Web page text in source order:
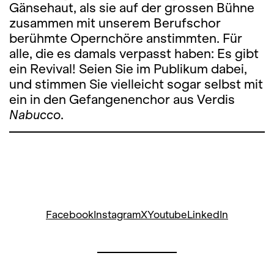
Gänsehaut, als sie auf der grossen Bühne
zusammen mit unserem Berufschor
berühmte Opernchöre anstimmten. Für
alle, die es damals verpasst haben: Es gibt
ein Revival! Seien Sie im Publikum dabei,
und stimmen Sie vielleicht sogar selbst mit
ein in den Gefangenenchor aus Verdis
Nabucco.
FacebookInstagramXYoutubeLinkedIn